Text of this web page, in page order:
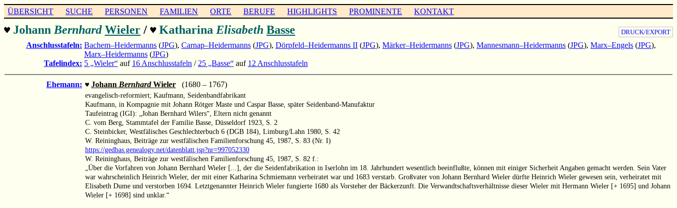
ÜBERSICHT SUCHE PERSONEN FAMILIEN ORTE BERUFE HIGHLIGHTS PROMINENTE KONTAKT
DRUCK/EXPORT
♥ Johann Bernhard Wieler / ♥ Katharina Elisabeth Basse
Anschlusstafeln: Bachem–Heidermanns (JPG), Carnap–Heidermanns (JPG), Dörpfeld–Heidermanns II (JPG), Märker–Heidermanns (JPG), Mannesmann–Heidermanns (JPG), Marx–Engels (JPG),
Marx–Heidermanns (JPG)
Tafelindex: 5 „Wieler“ auf 16 Anschlusstafeln / 25 „Basse“ auf 12 Anschlusstafeln
Ehemann: ♥ Johann BernhardWieler (1680 – 1767)
evangelisch-reformiert; Kaufmann, Seidenbandfabrikant
Kaufmann, in Kompagnie mit Johann Rötger Maste und Caspar Basse, später Seidenband-Manufaktur
Taufeintrag (IGI): „Johan Bernhard Wilers“, Eltern nicht genannt
C. vom Berg, Stammtafel der Familie Basse, Düsseldorf 1923, S. 2
C. Steinbicker, Westfälisches Geschlechterbuch 6 (DGB 184), Limburg/Lahn 1980, S. 42
W. Reininghaus, Beiträge zur westfälischen Familienforschung 45, 1987, S. 83 (Nr. I)
https://gedbas.genealogy.net/datenblatt.jsp?nr=997052330
W. Reininghaus, Beiträge zur westfälischen Familienforschung 45, 1987, S. 82 f.:
„Über die Vorfahren von Johann Bernhard Wieler [...], der die Seidenfabrikation in Iserlohn im 18. Jahrhundert wesentlich beeinflußte, können mit einiger Sicherheit Angaben gemacht werden. Sein Vater
war wahrscheinlich Heinrich Wieler, der mit einer Katharina Schmiemann verheiratet war und 1683 verstarb. Großvater von Johann Bernhard Wieler dürfte Heinrich Wieler gewesen sein, verheiratet mit
Elisabeth Dume und verstorben 1694. Letztgenannter Heinrich Wieler fungierte 1680 als Vorsteher der Bäckerzunft. Die Verwandtschaftsverhältnisse dieser Wieler mit Hermann Wieler [+ 1695] und Johann
Wieler [+ 1698] sind unklar.“